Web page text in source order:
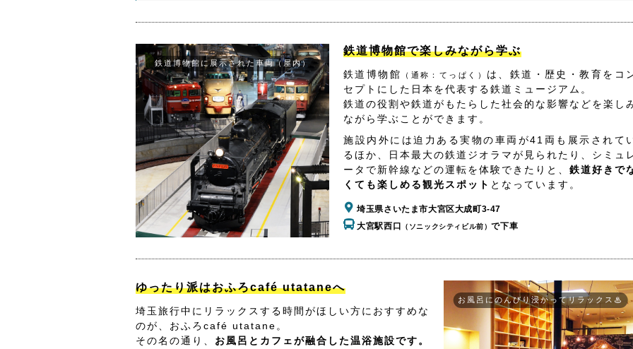
鉄道博物館に展示された車両（屋内）
鉄道博物館で楽しみながら学ぶ
鉄道博物館 （通称：てっぱく） は、鉄道・歴史・教育をコ
セプトにした日本を代表する鉄道ミュージアム。
鉄道の役割や鉄道がもたらした社会的な影響などを楽し
ながら学ぶことができます。
施設内外には迫力ある実物の車両が41両も展示されて
るほか、日本最大の鉄道ジオラマが見られたり、シミュ
ータで新幹線などの運転を体験できたりと、 鉄道好きで
くても楽しめる観光スポット となっています。
埼玉県さいたま市大宮区大成町3-47
大宮駅西口
（ソニックシティビル前）で下車
ゆったり派はおふろcafé utataneへ
埼玉旅行中にリラックスする時間がほしい方におすすめな
のが、おふろcafé utatane。
その名の通り、 お風呂とカフェが融合した温浴施設です。
お風呂にのんびり浸かってリラックス♨